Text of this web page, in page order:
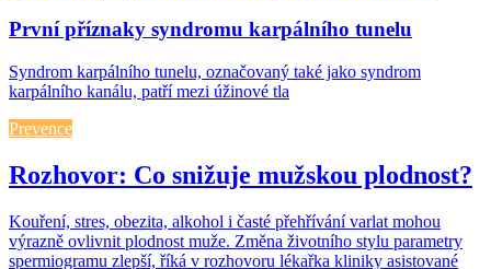
První příznaky syndromu karpálního tunelu
Syndrom karpálního tunelu, označovaný také jako syndrom
karpálního kanálu, patří mezi úžinové tla
Prevence
Rozhovor: Co snižuje mužskou plodnost?
Kouření, stres, obezita, alkohol i časté přehřívání varlat mohou
výrazně ovlivnit plodnost muže. Změna životního stylu parametry
spermiogramu zlepší, říká v rozhovoru lékařka kliniky asistované